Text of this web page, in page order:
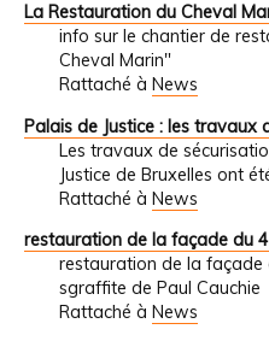
La Restauration du Cheval
info sur le chantier de
Cheval Marin"
Rattaché à News
Palais de Justice : les travaux
Les travaux de
Justice de Bruxelles ont
Rattaché à News
restauration de la façade du
restauration de la façade
sgraffite de Paul Cauchie
Rattaché à News